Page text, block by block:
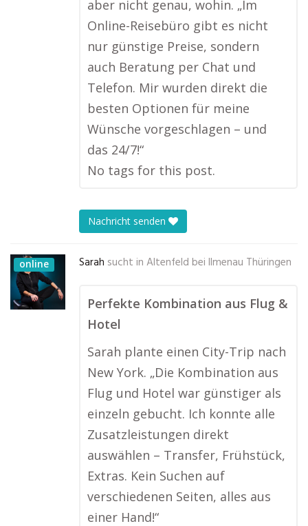
aber nicht genau, wohin. „Im
Online-Reisebüro gibt es nicht
nur günstige Preise, sondern
auch Beratung per Chat und
Telefon. Mir wurden direkt die
besten Optionen für meine
Wünsche vorgeschlagen – und
das 24/7!“
No tags for this post.
Nachricht senden
online Sarah sucht in Altenfeld bei Ilmenau Thüringen
Perfekte Kombination aus Flug &
Hotel
Sarah plante einen City-Trip nach
New York. „Die Kombination aus
Flug und Hotel war günstiger als
einzeln gebucht. Ich konnte alle
Zusatzleistungen direkt
auswählen – Transfer, Frühstück,
Extras. Kein Suchen auf
verschiedenen Seiten, alles aus
einer Hand!“